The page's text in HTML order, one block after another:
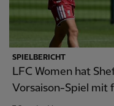
SPIELBERICHT
LFC Women hat
Vorsaison-Spiel mit